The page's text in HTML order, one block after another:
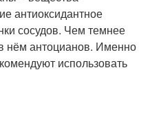
антиоксидантное
сосудов. Чем темнее
нём антоцианов. Именно
использовать